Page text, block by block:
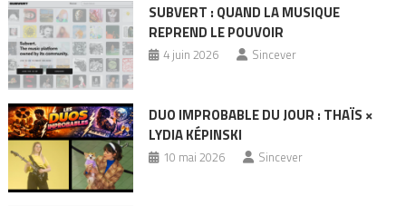
SUBVERT : QUAND LA MUSIQUE
REPREND LE POUVOIR
4 juin 2026 Sincever
DUO IMPROBABLE DU JOUR : THAÏS ×
LYDIA KÉPINSKI
10 mai 2026 Sincever